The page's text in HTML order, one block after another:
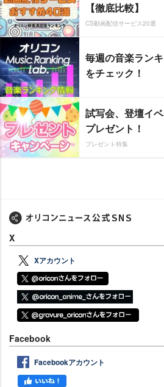
【徹底比較】
CS動画配信サービス20選
毎週の音楽ラン
をチェック！
試写会、登壇イ
プレゼント！
プレゼント特集
X
Xアカウント
Facebook
Facebookアカウント